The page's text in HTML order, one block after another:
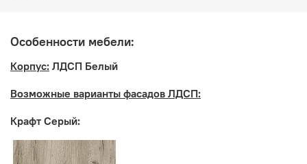
Особенности мебели:
Корпус: ЛДСП Белый
Возможные варианты фасадов ЛДСП:
Крафт Серый: